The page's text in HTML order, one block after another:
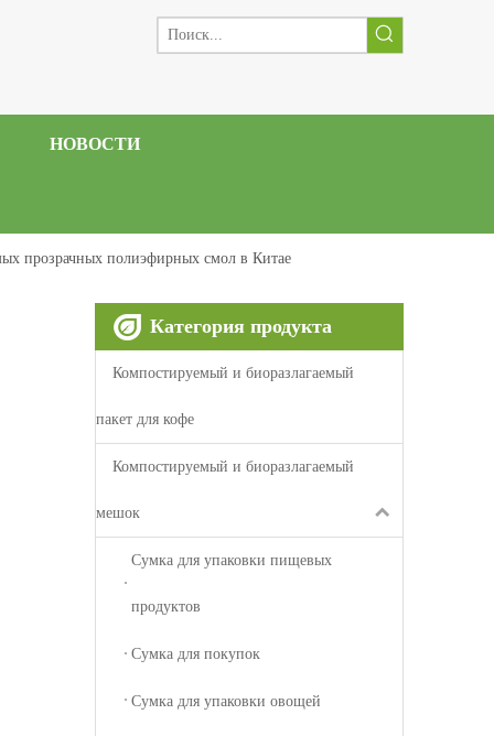
НОВОСТИ
прозрачных полиэфирных смол в Китае
Категория продукта
Компостируемый и биоразлагаемый
пакет для кофе
Компостируемый и биоразлагаемый
мешок
Сумка для упаковки пищевых
продуктов
Сумка для покупок
Сумка для упаковки овощей